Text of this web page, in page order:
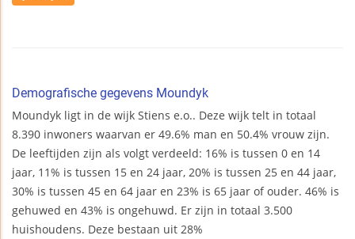
Demografische gegevens Moundyk
Moundyk ligt in de wijk Stiens e.o.. Deze wijk telt in totaal
8.390 inwoners waarvan er 49.6% man en 50.4% vrouw zijn.
De leeftijden zijn als volgt verdeeld: 16% is tussen 0 en 14
jaar, 11% is tussen 15 en 24 jaar, 20% is tussen 25 en 44 jaar,
30% is tussen 45 en 64 jaar en 23% is 65 jaar of ouder. 46% is
gehuwed en 43% is ongehuwd. Er zijn in totaal 3.500
huishoudens. Deze bestaan uit 28%